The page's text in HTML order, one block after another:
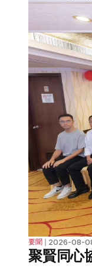
要聞 ❘ 2026-08-08
聚賢同心